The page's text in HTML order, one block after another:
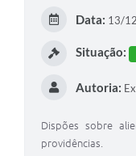
Data: 13/
Situação:
Autoria:
Dispões sobre
providências.